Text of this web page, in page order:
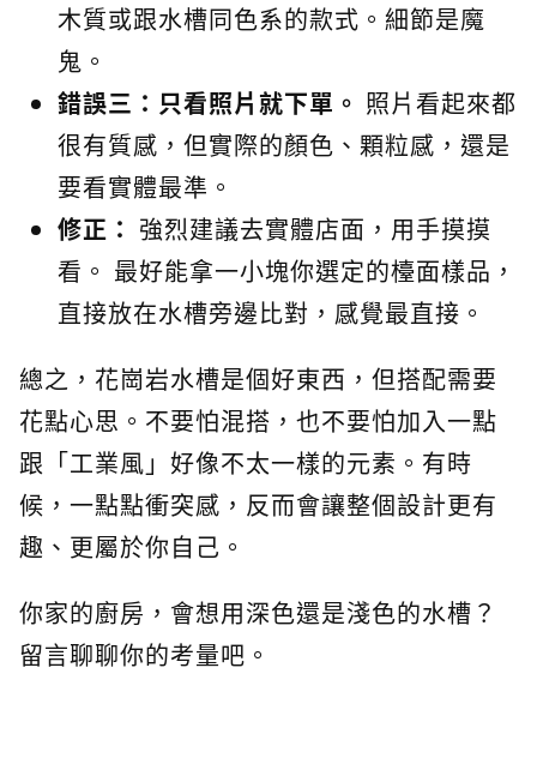
木質或跟水槽同色系的款式。細節是魔
鬼。
錯誤三：只看照片就下單。 照片看起來都
很有質感，但實際的顏色、顆粒感，還是
要看實體最準。
修正： 強烈建議去實體店面，用手摸摸
看。 最好能拿一小塊你選定的檯面樣品，
直接放在水槽旁邊比對，感覺最直接。
總之，花崗岩水槽是個好東西，但搭配需要
花點心思。不要怕混搭，也不要怕加入一點
跟「工業風」好像不太一樣的元素。有時
候，一點點衝突感，反而會讓整個設計更有
趣、更屬於你自己。
你家的廚房，會想用深色還是淺色的水槽？
留言聊聊你的考量吧。